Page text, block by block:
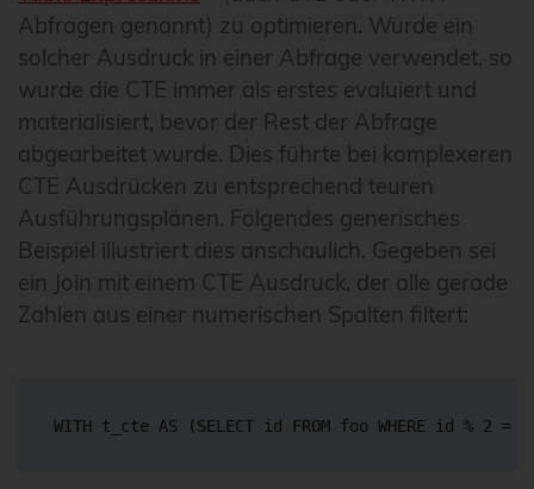
Abfragen genannt) zu optimieren. Wurde ein
solcher Ausdruck in einer Abfrage verwendet, so
wurde die CTE immer als erstes evaluiert und
materialisiert, bevor der Rest der Abfrage
abgearbeitet wurde. Dies führte bei komplexeren
CTE Ausdrücken zu entsprechend teuren
Ausführungsplänen. Folgendes generisches
Beispiel illustriert dies anschaulich. Gegeben sei
ein Join mit einem CTE Ausdruck, der alle gerade
Zahlen aus einer numerischen Spalten filtert:
WITH t_cte AS (SELECT id FROM foo WHERE id % 2 =